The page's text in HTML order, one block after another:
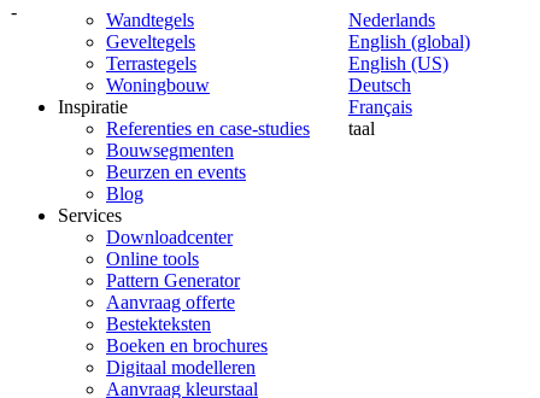
-
Nederlands
English (global)
English (US)
Deutsch
Français
taal
Wandtegels
Geveltegels
Terrastegels
Woningbouw
Inspiratie
Referenties en case-studies
Bouwsegmenten
Beurzen en events
Blog
Services
Downloadcenter
Online tools
Pattern Generator
Aanvraag offerte
Bestekteksten
Boeken en brochures
Digitaal modelleren
Aanvraag kleurstaal